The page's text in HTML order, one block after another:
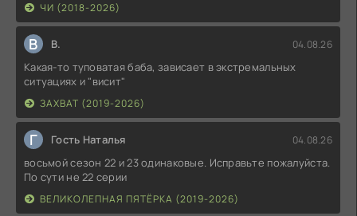
ЧИ (2018-2026)
В В. 04.08.26
Какая-то туповатая баба, зависает в экстремальных
ситуациях и "висит"
ЗАХВАТ (2019-2026)
Г Гость Наталья 04.08.26
восьмой сезон 22 и 23 одинаковые. Исправьте пожалуйста.
По сути не 22 серии
ВЕЛИКОЛЕПНАЯ ПЯТЁРКА (2019-2026)